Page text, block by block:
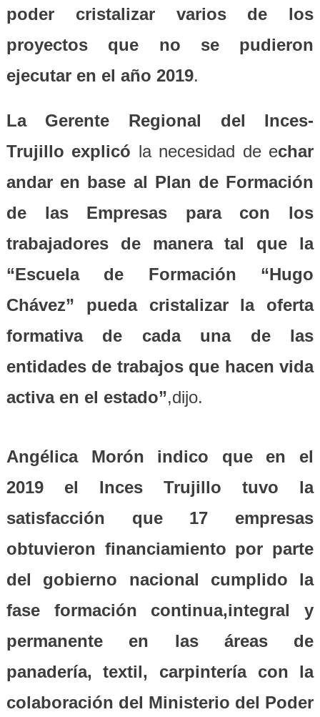
poder cristalizar varios de los
proyectos que no se pudieron
ejecutar en el año 2019.
La Gerente Regional del Inces-
Trujillo explicó la necesidad de echar
andar en base al Plan de Formación
de las Empresas para con los
trabajadores de manera tal que la
“Escuela de Formación “Hugo
Chávez” pueda cristalizar la oferta
formativa de cada una de las
entidades de trabajos que hacen vida
activa en el estado”,dijo.
Angélica Morón indico que en el
2019 el Inces Trujillo tuvo la
satisfacción que 17 empresas
obtuvieron financiamiento por parte
del gobierno nacional cumplido la
fase formación continua,integral y
permanente en las áreas de
panadería, textil, carpintería con la
colaboración del Ministerio del Poder